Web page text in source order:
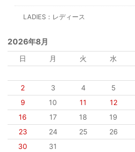
LADIES：レディース
2026年8月
日 月 火 水
2
3 4 5
9
10 11 12
16
17 18 19
23
24 25 26
30
31